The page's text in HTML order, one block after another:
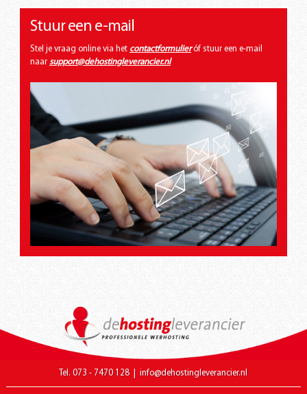
Stuur een e-mail
Stel je vraag online via het contactformulieróf stuur een e-mail
naar support@dehostingleverancier.nl
Tel. 073 - 7470 128 |info@dehostingleverancier.nl